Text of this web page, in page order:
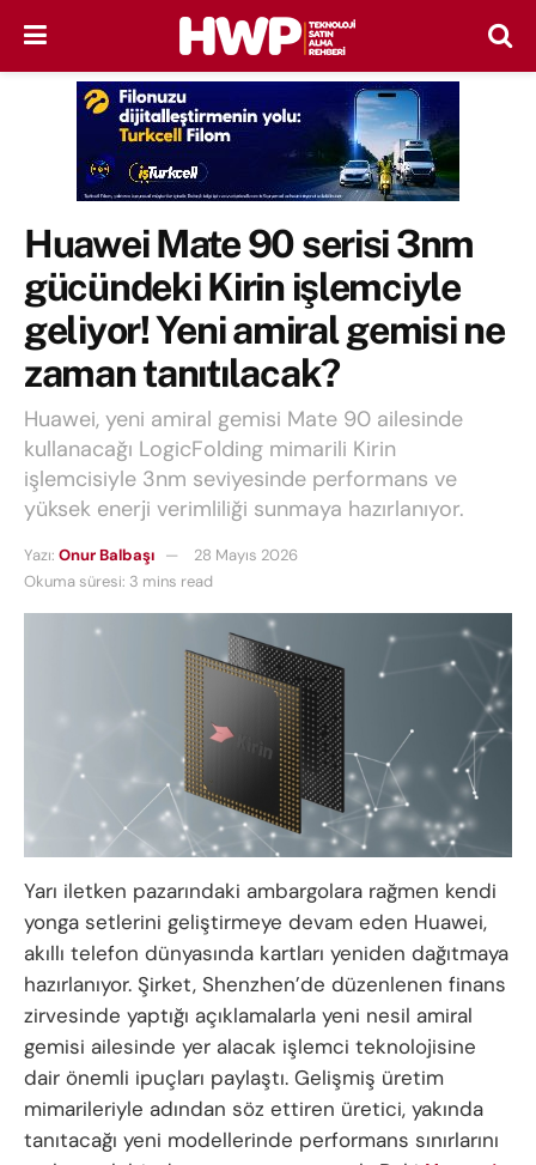
Huawei Mate 90 serisi 3nm
gücündeki Kirin işlemciyle
geliyor! Yeni amiral gemisi ne
zaman tanıtılacak?
Huawei, yeni amiral gemisi Mate 90 ailesinde
kullanacağı LogicFolding mimarili Kirin
işlemcisiyle 3nm seviyesinde performans ve
yüksek enerji verimliliği sunmaya hazırlanıyor.
Yazı: Onur Balbaşı
28 Mayıs 2026
Okuma süresi: 3 mins read
Yarı iletken pazarındaki ambargolara rağmen kendi
yonga setlerini geliştirmeye devam eden Huawei,
akıllı telefon dünyasında kartları yeniden dağıtmaya
hazırlanıyor. Şirket, Shenzhen’de düzenlenen finans
zirvesinde yaptığı açıklamalarla yeni nesil amiral
gemisi ailesinde yer alacak işlemci teknolojisine
dair önemli ipuçları paylaştı. Gelişmiş üretim
mimarileriyle adından söz ettiren üretici, yakında
tanıtacağı yeni modellerinde performans sınırlarını